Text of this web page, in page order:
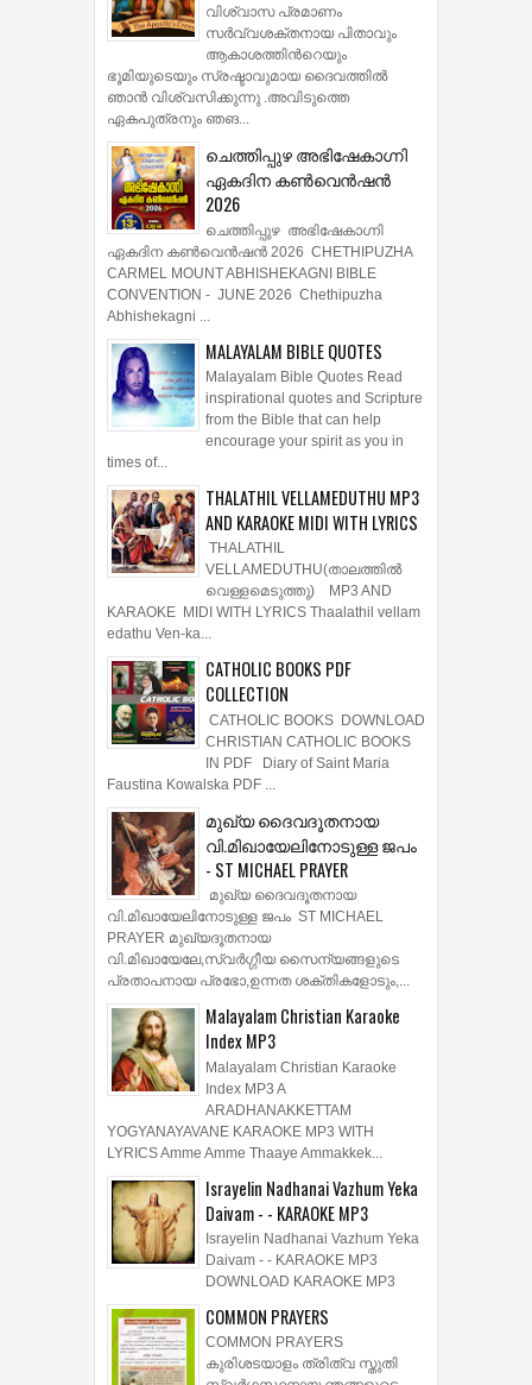
വിശ്വാസ പ്രമാണം
സര്‍വ്വശക്തനായ പിതാവും
ആകാശത്തിന്‍റെയും
ഭൂമിയുടെയും സ്രഷ്ടാവുമായ ദൈവത്തില്‍
ഞാന്‍ വിശ്വസിക്കുന്നു .അവിടുത്തെ
ഏകപുത്രനും ഞങ...
ചെത്തിപ്പുഴ അഭിഷേകാഗ്നി
ഏകദിന കൺവെൻഷൻ
2026
ചെത്തിപ്പുഴ അഭിഷേകാഗ്നി
ഏകദിന കൺവെൻഷൻ 2026 CHETHIPUZHA
CARMEL MOUNT ABHISHEKAGNI BIBLE
CONVENTION - JUNE 2026 Chethipuzha
Abhishekagni ...
MALAYALAM BIBLE QUOTES
Malayalam Bible Quotes Read
inspirational quotes and Scripture
from the Bible that can help
encourage your spirit as you in
times of...
THALATHIL VELLAMEDUTHU MP3
AND KARAOKE MIDI WITH LYRICS
THALATHIL
VELLAMEDUTHU(താലത്തില്‍
വെള്ളമെടുത്തു) MP3 AND
KARAOKE MIDI WITH LYRICS Thaalathil vellam
edathu Ven-ka...
CATHOLIC BOOKS PDF
COLLECTION
CATHOLIC BOOKS DOWNLOAD
CHRISTIAN CATHOLIC BOOKS
IN PDF Diary of Saint Maria
Faustina Kowalska PDF ...
മുഖ്യ ദൈവദൂതനായ
വി.മിഖായേലിനോടുള്ള ജപം
- ST MICHAEL PRAYER
മുഖ്യ ദൈവദൂതനായ
വി.മിഖായേലിനോടുള്ള ജപം ST MICHAEL
PRAYER മുഖ്യദൂതനായ
വി.മിഖായേലേ,സ്വർഗ്ഗീയ സൈന്യങ്ങളുടെ
പ്രതാപനായ പ്രഭോ,ഉന്നത ശക്തികളോടും,...
Malayalam Christian Karaoke
Index MP3
Malayalam Christian Karaoke
Index MP3 A
ARADHANAKKETTAM
YOGYANAYAVANE KARAOKE MP3 WITH
LYRICS Amme Amme Thaaye Ammakkek...
Israyelin Nadhanai Vazhum Yeka
Daivam - - KARAOKE MP3
Israyelin Nadhanai Vazhum Yeka
Daivam - - KARAOKE MP3
DOWNLOAD KARAOKE MP3
COMMON PRAYERS
COMMON PRAYERS
കുരിശടയാളം ത്രിത്വ സ്തുതി